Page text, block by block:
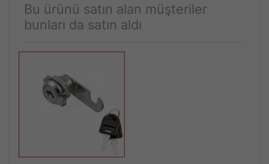
Bu ürünü satın alan müşteriler
bunları da satın aldı